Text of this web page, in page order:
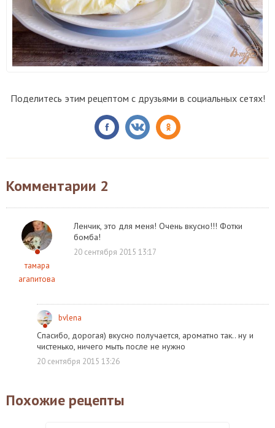
Поделитесь этим рецептом с друзьями в социальных сетях!
Комментарии 2
тамара
агапитова
Ленчик, это для меня! Очень вкусно!!! Фотки
бомба!
20 сентября 2015 13:17
bvlena
Спасибо, дорогая) вкусно получается, ароматно так.. ну и
чистенько, ничего мыть после не нужно
20 сентября 2015 13:26
Похожие рецепты